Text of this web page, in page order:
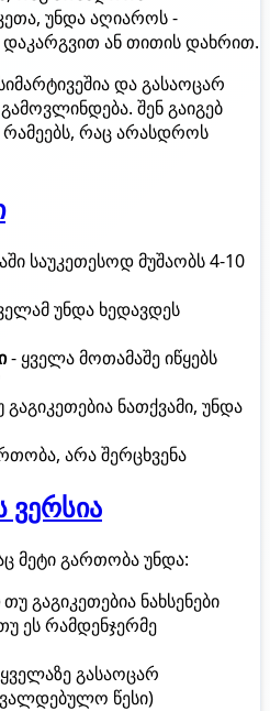
უნდა აღიაროს -
ან თითის დახრით.
და გასაოცარ
შენ გაიგებ
რამეებს, რაც არასდროს
საუკეთესოდ მუშაობს 4-10
უნდა ხედავდეს
- ყველა მოთამაშე იწყებს
ნათქვამი, უნდა
არა შერცხვენა
ვერსია
მეტი გართობა უნდა:
თუ გაგიკეთებია ნახსენები
ეს რამდენჯერმე
ყველაზე გასაოცარ
წესი)